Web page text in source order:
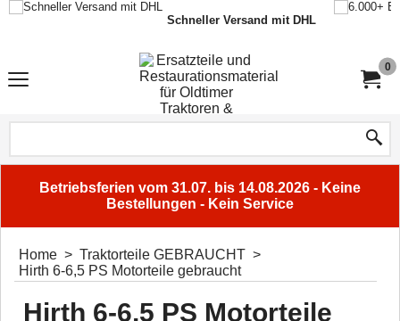
Schneller Versand mit DHL
0
Betriebsferien vom 31.07. bis 14.08.2026 - Keine
Bestellungen - Kein Service
Home > Traktorteile GEBRAUCHT >
Hirth 6-6,5 PS Motorteile gebraucht
Hirth 6-6,5 PS Motorteile